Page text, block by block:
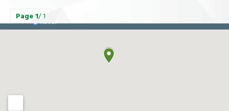
Page1/ 1